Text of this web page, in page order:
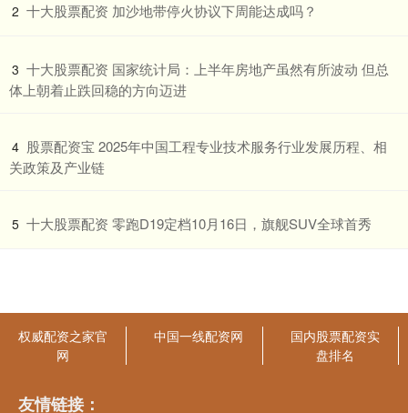
2 ​十大股票配资 加沙地带停火协议下周能达成吗？
3 ​十大股票配资 国家统计局：上半年房地产虽然有所波动 但总
体上朝着止跌回稳的方向迈进
4 ​股票配资宝 2025年中国工程专业技术服务行业发展历程、相
关政策及产业链
5 ​十大股票配资 零跑D19定档10月16日，旗舰SUV全球首秀
权威配资之家官
网
中国一线配资网
国内股票配资实
盘排名
友情链接：